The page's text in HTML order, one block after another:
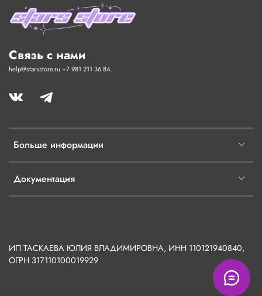
Больше информации
Документация
Связь с нами
help@starsstore.ru +7 981 211 36 84.
ИП ТАСКАЕВА ЮЛИЯ ВЛАДИМИРОВНА, ИНН 110121940840,
ОГРН 317110100019929